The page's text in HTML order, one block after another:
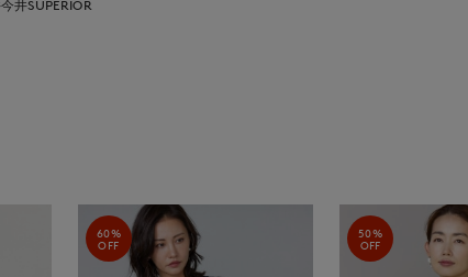
井SUPERIOR
60%
OFF
50%
OFF